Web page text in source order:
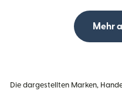
Mehr
Die dargestellten Marken,